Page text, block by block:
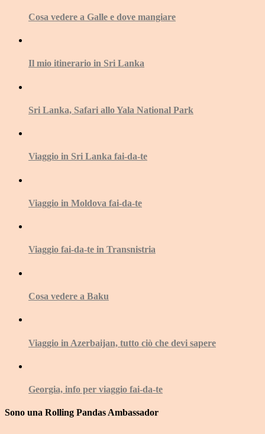
Cosa vedere a Galle e dove mangiare
Il mio itinerario in Sri Lanka
Sri Lanka, Safari allo Yala National Park
Viaggio in Sri Lanka fai-da-te
Viaggio in Moldova fai-da-te
Viaggio fai-da-te in Transnistria
Cosa vedere a Baku
Viaggio in Azerbaijan, tutto ciò che devi sapere
Georgia, info per viaggio fai-da-te
Sono una Rolling Pandas Ambassador